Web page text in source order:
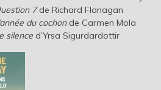
7de Richard Flanagan
du cochonde Carmen Mola
silence d’Yrsa Sigurdardottir